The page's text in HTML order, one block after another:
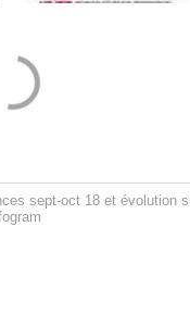
sept-oct 18 et évolution